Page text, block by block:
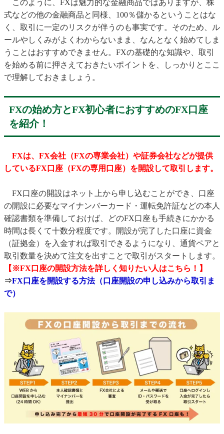
このように、FXは魅力的な金融商品ではありますが、株
式などの他の金融商品と同様、100％儲かるということはな
く、取引に一定のリスクが伴うのも事実です。そのため、ル
ールやしくみがよくわからないまま、なんとなく始めてしま
うことはおすすめできません。FXの基礎的な知識や、取引
を始める前に押さえておきたいポイントを、しっかりとここ
で理解しておきましょう。
FXの始め方とFX初心者におすすめのFX口座
を紹介！
FXは、FX会社（FXの専業会社）や証券会社などが提供
しているFX口座（FXの専用口座）を開設して取引します。
FX口座の開設はネット上から申し込むことができ、口座
の開設に必要なマイナンバーカード・運転免許証などの本人
確認書類を準備しておけば、どのFX口座も手続きにかかる
時間は長くて十数分程度です。開設が完了した口座に資金
（証拠金）を入金すれば取引できるようになり、通貨ペアと
取引数量を決めて注文を出すことで取引がスタートします。
【※FX口座の開設方法を詳しく知りたい人はこちら！】
⇒FX口座を開設する方法（口座開設の申し込みから取引ま
で）